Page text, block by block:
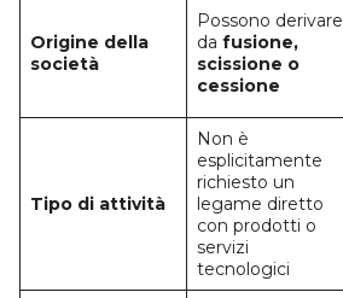
Origine della
società
Possono derivare
da fusione,
scissione o
cessione
Tipo di attività
Non è
esplicitamente
richiesto un
legame diretto
con prodotti o
servizi
tecnologici